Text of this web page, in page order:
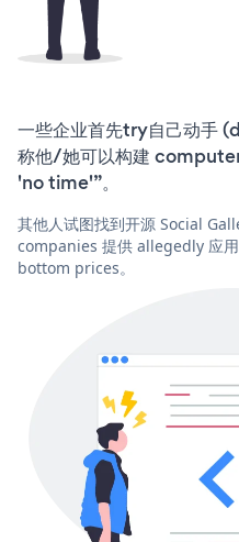
一些企业首先try自己动手
称他/她可以构建
'no time'”。
其他人试图找到开源 Social
companies 提供 allegedly 应
bottom prices。